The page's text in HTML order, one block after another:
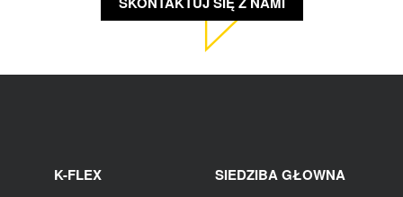
K-FLEX
SIEDZIBA GŁOWNA